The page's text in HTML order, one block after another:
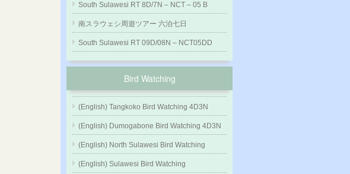
South Sulawesi RT 8D/7N – NCT – 05 B
南スラウェシ周遊ツアー 六泊七日
South Sulawesi RT 09D/08N – NCT05DD
Bird Watching
(English) Tangkoko Bird Watching 4D3N
(English) Dumogabone Bird Watching 4D3N
(English) North Sulawesi Bird Watching
(English) Sulawesi Bird Watching